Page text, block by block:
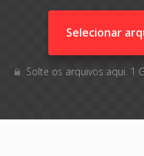
Selecionar
Solte os arquivos aqui. 1